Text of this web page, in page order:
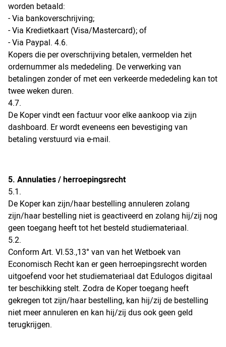
worden betaald:
- Via bankoverschrijving;
- Via Kredietkaart (Visa/Mastercard); of
- Via Paypal. 4.6.
Kopers die per overschrijving betalen, vermelden het
ordernummer als mededeling. De verwerking van
betalingen zonder of met een verkeerde mededeling kan tot
twee weken duren.
4.7.
De Koper vindt een factuur voor elke aankoop via zijn
dashboard. Er wordt eveneens een bevestiging van
betaling verstuurd via e-mail.
5. Annulaties / herroepingsrecht
5.1.
De Koper kan zijn/haar bestelling annuleren zolang
zijn/haar bestelling niet is geactiveerd en zolang hij/zij nog
geen toegang heeft tot het besteld studiemateriaal.
5.2.
Conform Art. VI.53.,13° van van het Wetboek van
Economisch Recht kan er geen herroepingsrecht worden
uitgoefend voor het studiemateriaal dat Edulogos digitaal
ter beschikking stelt. Zodra de Koper toegang heeft
gekregen tot zijn/haar bestelling, kan hij/zij de bestelling
niet meer annuleren en kan hij/zij dus ook geen geld
terugkrijgen.